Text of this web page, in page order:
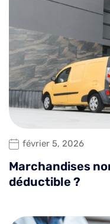
février 5, 2026
Marchandises
déductible ?